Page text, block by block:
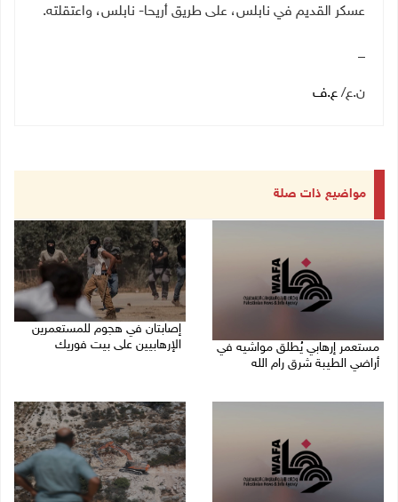
عسكر القديم في نابلس، على طريق أريحا- نابلس، واعتقلته.
ن.ع/ ع.ف
مواضيع ذات صلة
مستعمر إرهابي يُطلق مواشيه في
أراضي الطيبة شرق رام الله
إصابتان في هجوم للمستعمرين
الإرهابيين على بيت فوريك